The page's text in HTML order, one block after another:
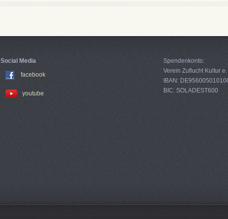
Social Media
facebook
youtube
Spendenkonto:
Verein Zuflucht Kultur
IBAN:
BIC: SOLADEST600